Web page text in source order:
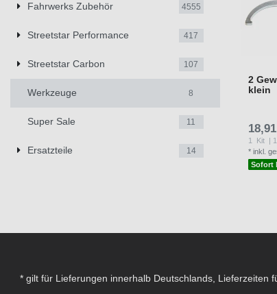
Fahrwerks Zubehör 4555
Streetstar Performance 417
Streetstar Carbon 107
Werkzeuge 8
Super Sale 11
Ersatzteile 14
2
klein
1 Kit |
*inkl.
Sofort
* gilt für Lieferungen innerhalb Deutschlands, Lieferzeiten